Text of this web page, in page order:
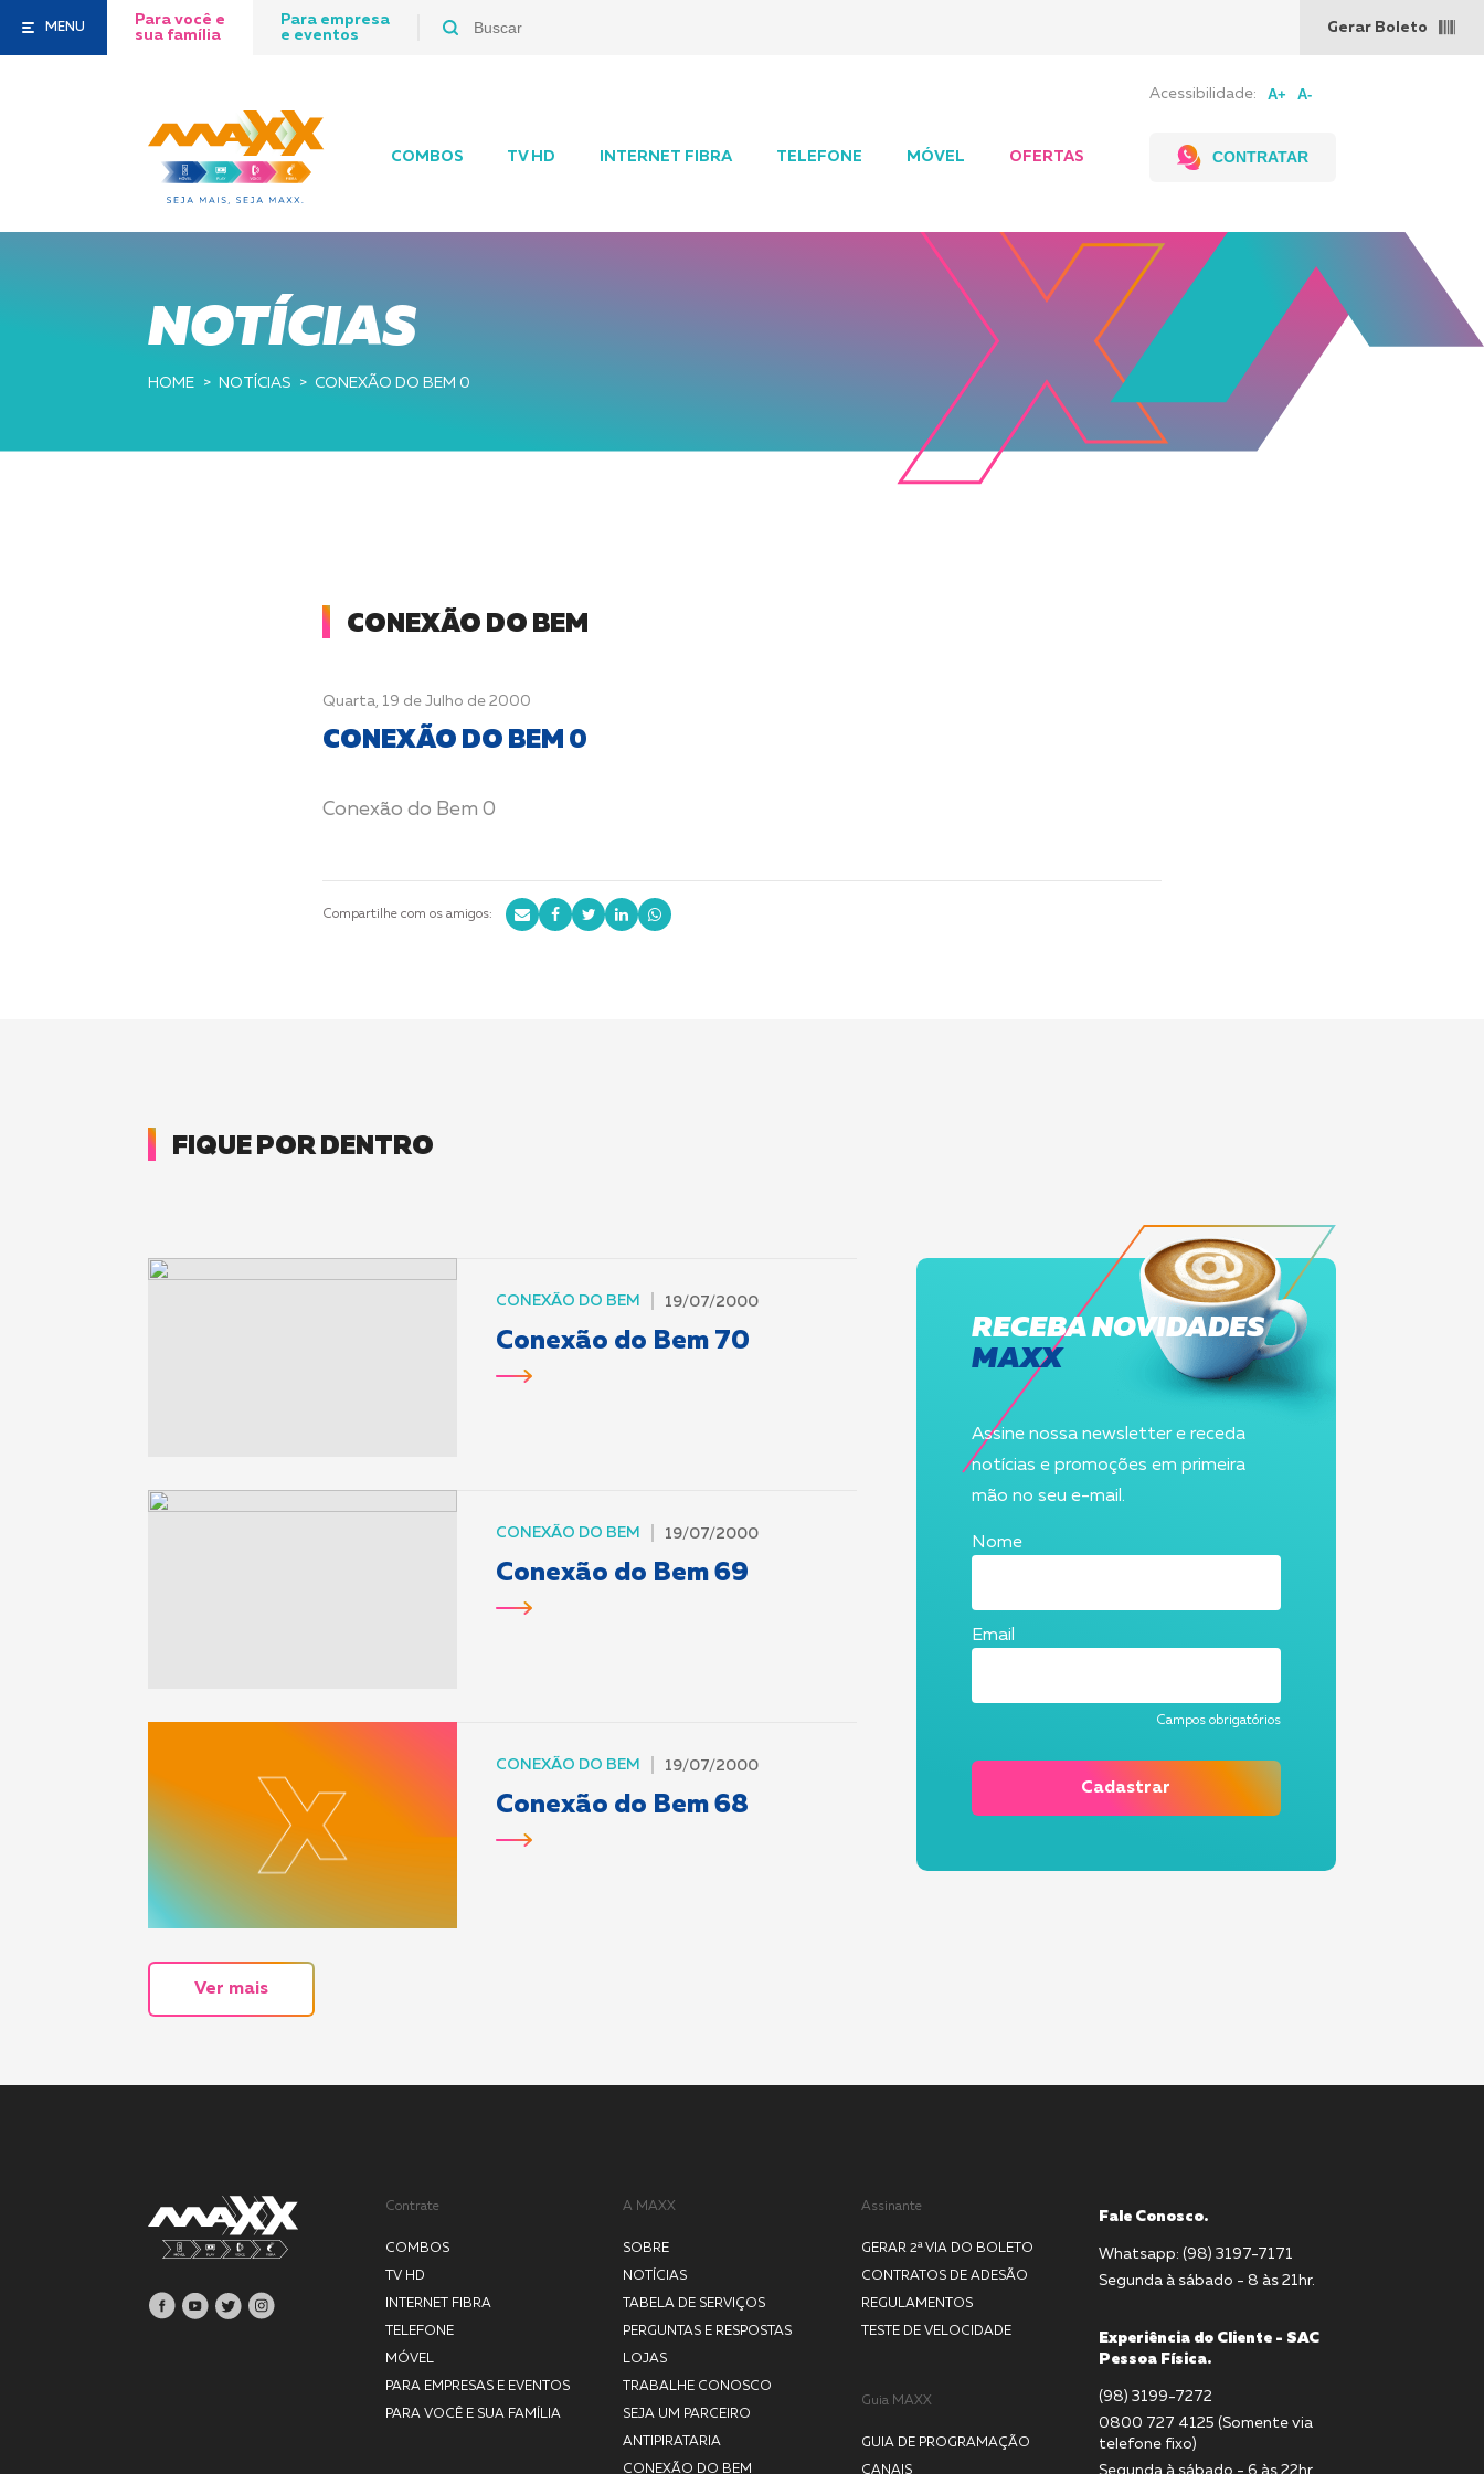
COMBOS TV HD INTERNET FIBRA TELEFONE MÓVEL OFERTAS
Acessibilidade:
CONTRATAR
Televendas,
Seg a Sex
8h às 18h
Sab - 8 às 12h
0800 727
Pontos de
MENU
Para você e
sua família
Para empresa
e eventos
Gerar Boleto
NOTÍCIAS
HOME NOTÍCIAS CONEXÃO DO BEM 0
CONEXÃO DO BEM
Quarta, 19 de Julho de 2000
CONEXÃO DO BEM 0
Conexão do Bem 0
Compartilhe com os amigos:
FIQUE POR DENTRO
CONEXÃO DO BEM 19/07/2000
Conexão do Bem 70
CONEXÃO DO BEM 19/07/2000
Conexão do Bem 69
CONEXÃO DO BEM 19/07/2000
Conexão do Bem 68
Ver mais
RECEBA NOVIDADES
MAXX
Assine nossa newsletter e receda
notícias e promoções em primeira
mão no seu e-mail.
Nome
Email
Campos obrigatórios
Cadastrar
Contrate
COMBOS
TV HD
INTERNET FIBRA
TELEFONE
MÓVEL
PARA EMPRESAS E EVENTOS
PARA VOCÊ E SUA FAMÍLIA
A MAXX
SOBRE
NOTÍCIAS
TABELA DE SERVIÇOS
PERGUNTAS E RESPOSTAS
LOJAS
TRABALHE CONOSCO
SEJA UM PARCEIRO
ANTIPIRATARIA
CONEXÃO DO BEM
Assinante
GERAR 2ª VIA DO BOLETO
CONTRATOS DE ADESÃO
REGULAMENTOS
TESTE DE VELOCIDADE
Guia MAXX
GUIA DE PROGRAMAÇÃO
CANAIS
Fale Conosco.
Whatsapp: (98) 3197-7171
Segunda à sábado - 8 às 21hr.
Experiência do Cliente - SAC
Pessoa Física.
(98) 3199-7272
0800 727 4125 (Somente via
telefone fixo)
Segunda à sábado - 6 às 22hr.